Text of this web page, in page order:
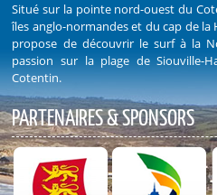
Situé sur la pointe nord-ouest du
îles anglo-normandes et du cap de
propose de découvrir le surf à la
passion sur la plage de Siouville-
Cotentin.
PARTENAIRES & SPONSORS